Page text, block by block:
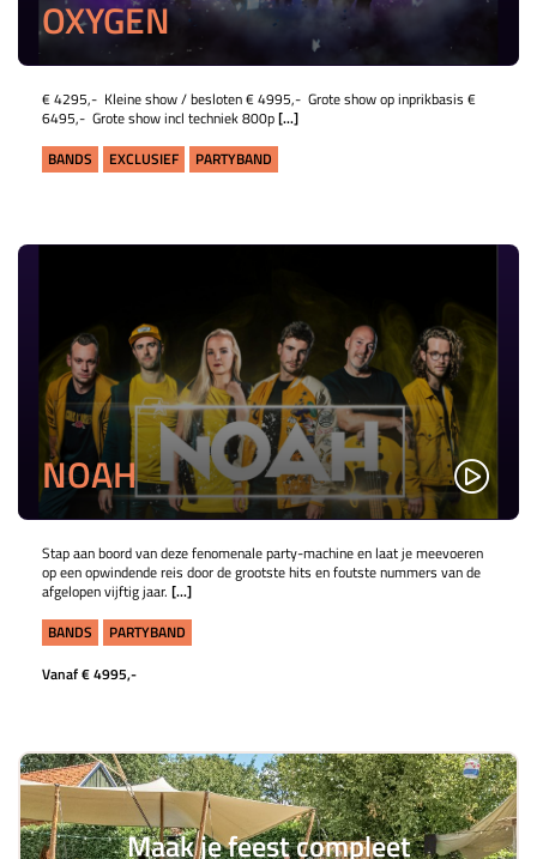
OXYGEN
€ 4295,- Kleine show / besloten € 4995,- Grote show op inprikbasis €
6495,- Grote show incl techniek 800p[...]
BANDS
EXCLUSIEF PARTYBAND
NOAH
Stap aan boord van deze fenomenale party-machine en laat je meevoeren
op een opwindende reis door de grootste hits en foutste nummers van de
afgelopen vijftig jaar. [...]
BANDS
PARTYBAND
Vanaf € 4995,-
Maak je feest compleet